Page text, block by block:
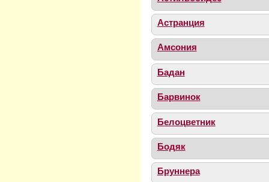
Астранция
Амсония
Бадан
Барвинок
Белоцветник
Бодяк
Бруннера